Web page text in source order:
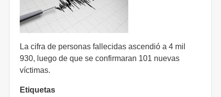
junio
La cifra de personas fallecidas ascendió a 4 mil
930, luego de que se confirmaran 101 nuevas
víctimas.
Etiquetas